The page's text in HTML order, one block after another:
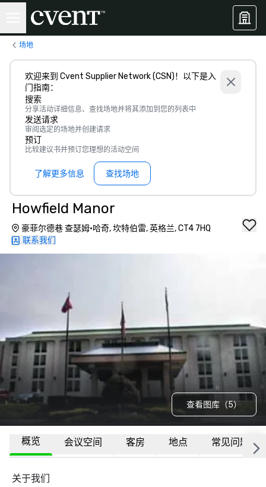
场地
欢迎来到 Cvent Supplier Network (CSN)！以下是入
门指南：
搜索
分享活动详细信息、查找场地并将其添加到您的列表中
发送请求
审阅选定的场地并创建请求
预订
比较建议书并预订您理想的活动空间
了解更多信息 查找场地
Howfield Manor
豪菲尔德巷 查瑟姆·哈奇, 坎特伯雷, 英格兰, CT4 7HQ
联系我们
查看图库（5）
概览 会议空间 客房 地点 常见问题
关于我们